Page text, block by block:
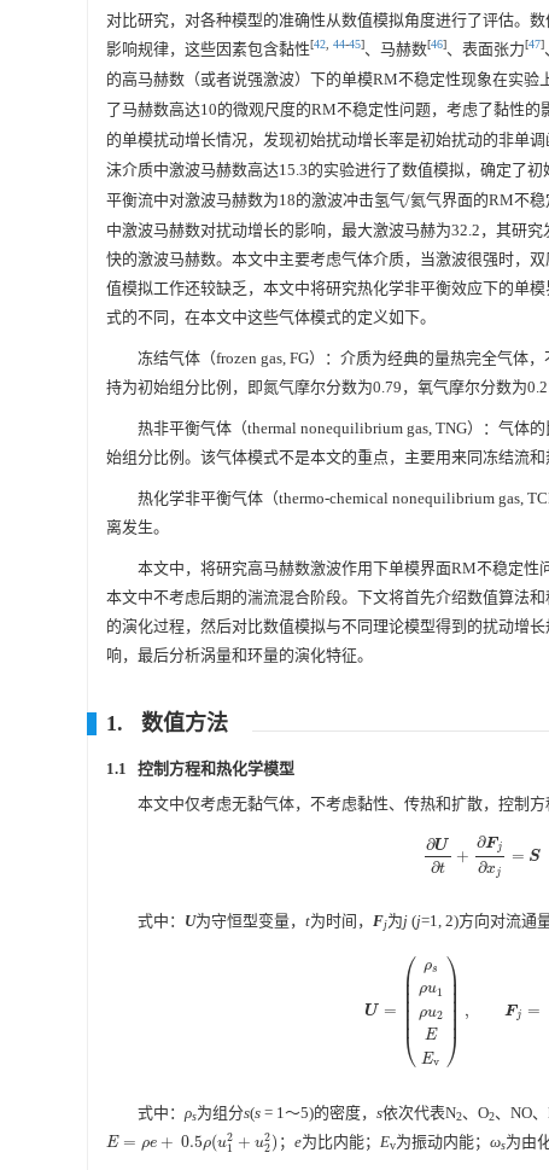
对比研究，对各种模型的准确性从数值模拟角度进行了评估。
影响规律，这些因素包含黏性[42 44-45]、马赫数[46]、表面张力[47]
的高马赫数（或者说强激波）下的单模RM不稳定性现象在实
了马赫数高达10的微观尺度的RM不稳定性问题，考虑了黏性的
的单模扰动增长情况，发现初始扰动增长率是初始扰动的非单
沫介质中激波马赫数高达15.3的实验进行了数值模拟，确定了
平衡流中对激波马赫数为18的激波冲击氢气/氦气界面的RM不
中激波马赫数对扰动增长的影响，最大激波马赫为32.2，其研
快的激波马赫数。本文中主要考虑气体介质，当激波很强时，
值模拟工作还较缺乏，本文中将研究热化学非平衡效应下的单
式的不同，在本文中这些气体模式的定义如下。
冻结气体（frozen gas, FG）：介质为经典的量热完全气体
持为初始组分比例，即氮气摩尔分数为0.79，氧气摩尔分数为
热非平衡气体（thermal nonequilibrium gas, TNG）：气体
始组分比例。该气体模式不是本文的重点，主要用来同冻结流
热化学非平衡气体（thermo-chemical nonequilibrium gas,
离发生。
本文中，将研究高马赫数激波作用下单模界面RM不稳定性
本文中不考虑后期的湍流混合阶段。下文将首先介绍数值算法
的演化过程，然后对比数值模拟与不同理论模型得到的扰动增
响，最后分析涡量和环量的演化特征。
1. 数值方法
1.1 控制方程和热化学模型
本文中仅考虑无黏气体，不考虑黏性、传热和扩散，控制
∂U
∂t
+
∂Fj
∂x j
= S
∂U ∂t+ ∂Fj∂x j=S
式中： U为守恒型变量， t为时间， Fj为j (j=1, 2)方向对流通量
U =
⎛
⎝
⎜⎜⎜⎜⎜⎜
ρs
ρu1
ρu2
E
Ev
⎞
⎠
⎟⎟⎟⎟⎟⎟ , Fj =
U= (ρs ρu 1ρu2 E E =(ρs ujρ
式中： ρs为组分s(s = 1～5)的密度， s依次代表N2、O2、NO、
E = ρe + 0.5ρ(u2
1 + u2
2)
E= ρe + 0.5ρ (u12+u2 2) ； e为比内能； Ev为振动内能； ωs为由